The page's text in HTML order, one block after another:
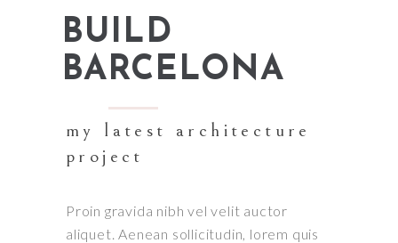
BUILD
BARCELONA
my latest architecture
project
Proin gravida nibh vel velit auctor
aliquet. Aenean sollicitudin, lorem quis